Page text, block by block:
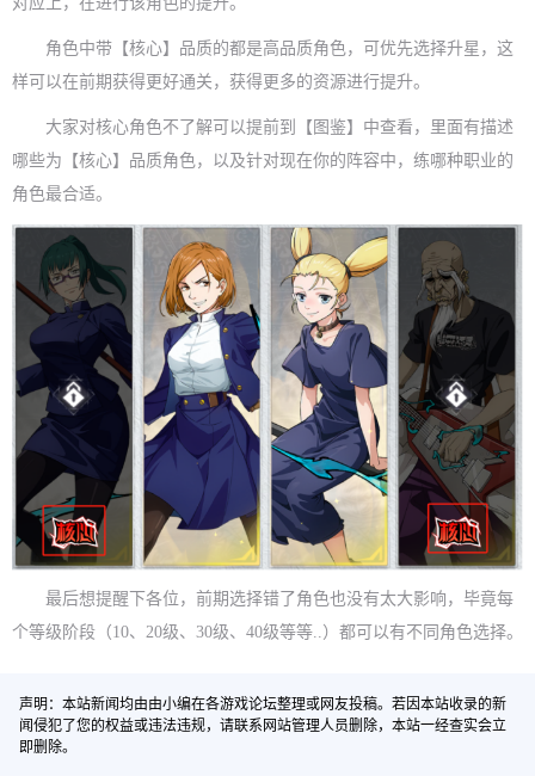
角色中带【核心】品质的都是高品质角色，可优先选择升星，这
样可以在前期获得更好通关，获得更多的资源进行提升。
大家对核心角色不了解可以提前到【图鉴】中查看，里面有描述
哪些为【核心】品质角色，以及针对现在你的阵容中，练哪种职业的
角色最合适。
最后想提醒下各位，前期选择错了角色也没有太大影响，毕竟每
个等级阶段（10、20级、30级、40级等等..）都可以有不同角色选择。
声明：本站新闻均由由小编在各游戏论坛整理或网友投稿。若因本站收录的新
闻侵犯了您的权益或违法违规，请联系网站管理人员删除，本站一经查实会立
即删除。